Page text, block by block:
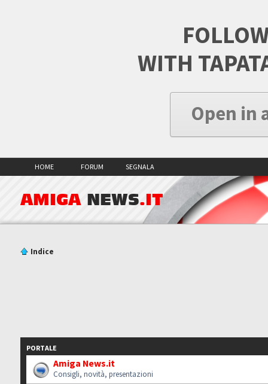
WITH
Open in
HOME FORUM SEGNALA
AMIGA NEWS.IT
Indice
PORTALE
Amiga News.it
Consigli, novità, presentazioni